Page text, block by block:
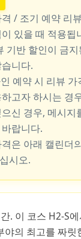
/ 조기 예약 리
있을 때 적용됩
기반 할인이 금
니다.
예약 시 리뷰 가
고자 하시는 경
신 경우, 메시지
랍니다.
은 아래 캘린더
시오.
. 이 코스 H2-S
야의 최고를 짜